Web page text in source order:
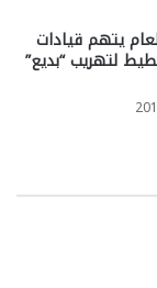
يتهم قيادات
لتهريب “بديع”